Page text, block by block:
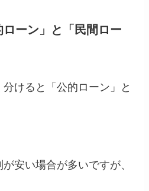
ーン」と「民間ロー
けると「公的ローン」と
安い場合が多いですが、